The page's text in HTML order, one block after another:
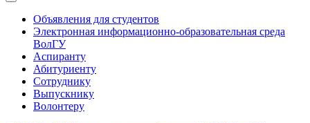
Объявления для студентов
Электронная информационно-образовательная среда
ВолГУ
Аспиранту
Абитуриенту
Сотруднику
Выпускнику
Волонтеру